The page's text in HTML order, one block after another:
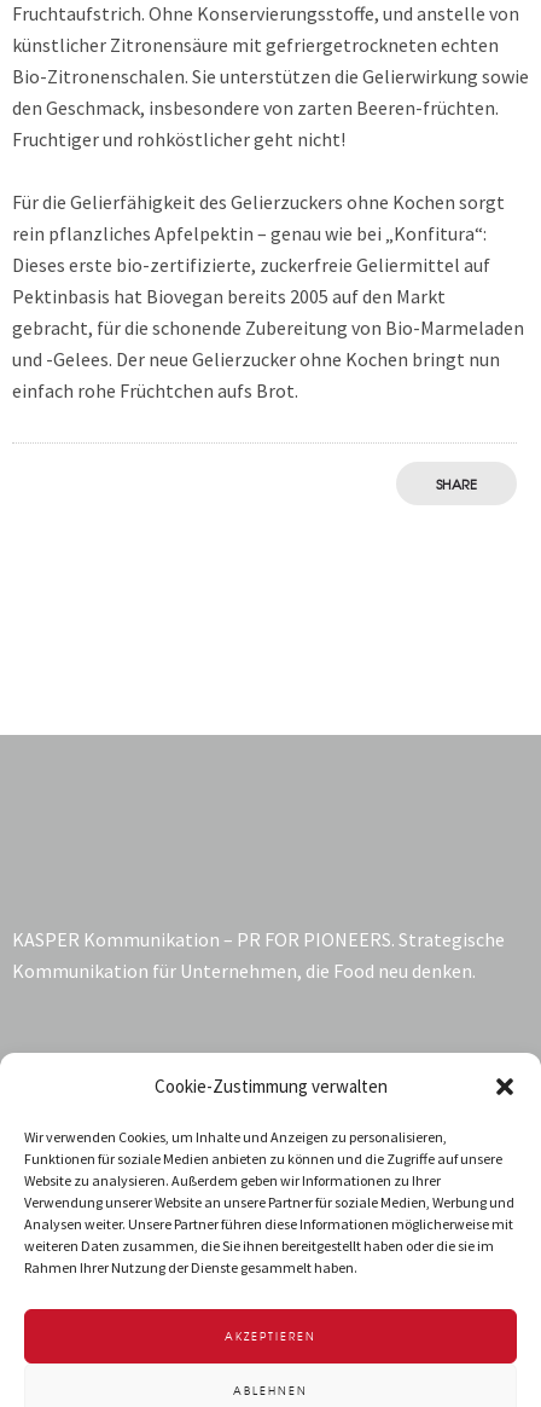
Cookie-Zustimmung verwalten
Wir verwenden Cookies, um Inhalte und Anzeigen zu personalisieren,
Funktionen für soziale Medien anbieten zu können und die Zugriffe auf unsere
Website zu analysieren. Außerdem geben wir Informationen zu Ihrer
Verwendung unserer Website an unsere Partner für soziale Medien, Werbung und
Analysen weiter. Unsere Partner führen diese Informationen möglicherweise mit
weiteren Daten zusammen, die Sie ihnen bereitgestellt haben oder die sie im
Rahmen Ihrer Nutzung der Dienste gesammelt haben.
AKZEPTIEREN
ABLEHNEN
Fruchtaufstrich. Ohne Konservierungsstoffe, und anstelle von
künstlicher Zitronensäure mit gefriergetrockneten echten
Bio-Zitronenschalen. Sie unterstützen die Gelierwirkung sowie
den Geschmack, insbesondere von zarten Beeren-früchten.
Fruchtiger und rohköstlicher geht nicht!
Für die Gelierfähigkeit des Gelierzuckers ohne Kochen sorgt
rein pflanzliches Apfelpektin – genau wie bei „Konfitura“:
Dieses erste bio-zertifizierte, zuckerfreie Geliermittel auf
Pektinbasis hat Biovegan bereits 2005 auf den Markt
gebracht, für die schonende Zubereitung von Bio-Marmeladen
und -Gelees. Der neue Gelierzucker ohne Kochen bringt nun
einfach rohe Früchtchen aufs Brot.
SHARE
KASPER Kommunikation – PR FOR PIONEERS. Strategische
Kommunikation für Unternehmen, die Food neu denken.
Katrin Kasper
Jarrestraße 68
22303 Hamburg
Deutschland
T +49 40 288 034-92
info@kasper-kommunikation.de
IMPRESSUM